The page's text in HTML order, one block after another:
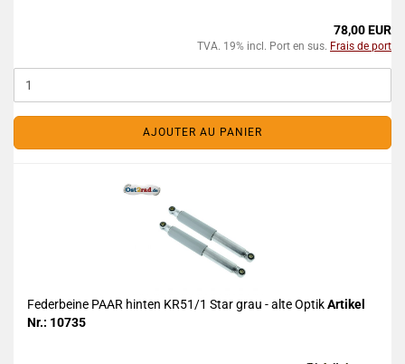
78,00 EUR
TVA. 19% incl. Port en sus. Frais de port
AJOUTER AU PANIER
Federbeine PAAR hinten KR51/1 Star grau - alte OptikArtikel
Nr.: 10735